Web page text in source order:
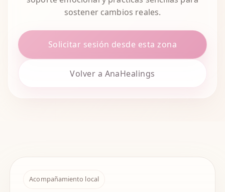
sostener cambios reales.
Solicitar sesión desde esta zona
Volver a AnaHealings
Acompañamiento local